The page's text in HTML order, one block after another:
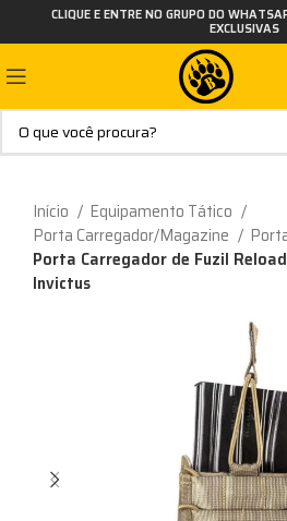
CLIQUE E ENTRE NO GRUPO DO
EXCLUSIVAS
Início
Equipamento Tático
Porta Carregador/Magazine
Porta Carregador de Fuzil
Invictus